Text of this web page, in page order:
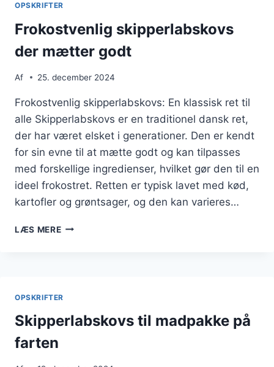
OPSKRIFTER
Frokostvenlig skipperlabskovs
der mætter godt
Af 25. december 2024
Frokostvenlig skipperlabskovs: En klassisk ret til
alle Skipperlabskovs er en traditionel dansk ret,
der har været elsket i generationer. Den er kendt
for sin evne til at mætte godt og kan tilpasses
med forskellige ingredienser, hvilket gør den til en
ideel frokostret. Retten er typisk lavet med kød,
kartofler og grøntsager, og den kan varieres…
LÆS MEREFROKOSTVENLIG
OPSKRIFTER
Skipperlabskovs til madpakke på
farten